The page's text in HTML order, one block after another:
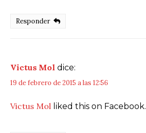
Responder
Victus Mol dice:
19 de febrero de 2015 a las 12:56
Victus Mol liked this on Facebook.